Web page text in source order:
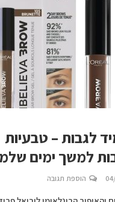
לגבות – טבעיות
למשך ימים
הוספת תגובה